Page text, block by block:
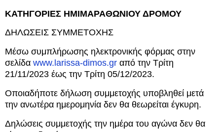
ΚΑΤΗΓΟΡΙΕΣ ΗΜΙΜΑΡΑΘΩΝΙΟΥ ΔΡΟΜΟΥ
ΔΗΛΩΣΕΙΣ ΣΥΜΜΕΤΟΧΗΣ
Μέσω συμπλήρωσης ηλεκτρονικής φόρμας στην
σελίδα www.larissa-dimos.gr από την Τρίτη
21/11/2023 έως την Τρίτη 05/12/2023.
Οποιαδήποτε δήλωση συμμετοχής υποβληθεί μετά
την ανωτέρα ημερομηνία δεν θα θεωρείται έγκυρη.
Δηλώσεις συμμετοχής την ημέρα του αγώνα δεν θα